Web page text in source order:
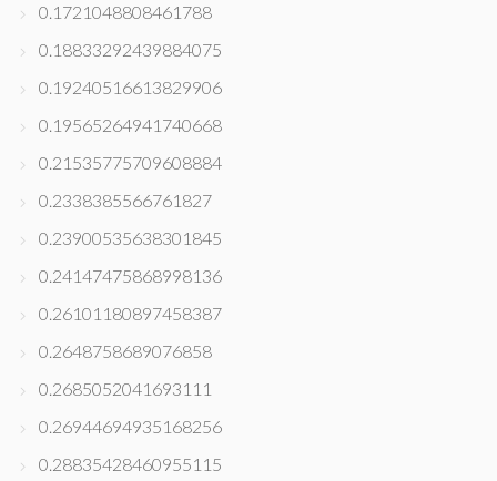
0.1721048808461788
0.18833292439884075
0.19240516613829906
0.19565264941740668
0.21535775709608884
0.2338385566761827
0.23900535638301845
0.24147475868998136
0.26101180897458387
0.2648758689076858
0.2685052041693111
0.26944694935168256
0.28835428460955115